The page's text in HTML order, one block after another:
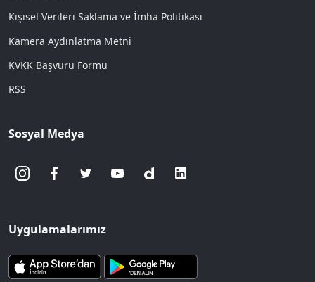
Kişisel Verileri Saklama ve İmha Politikası
Kamera Aydınlatma Metni
KVKK Başvuru Formu
RSS
Sosyal Medya
Uygulamalarımız